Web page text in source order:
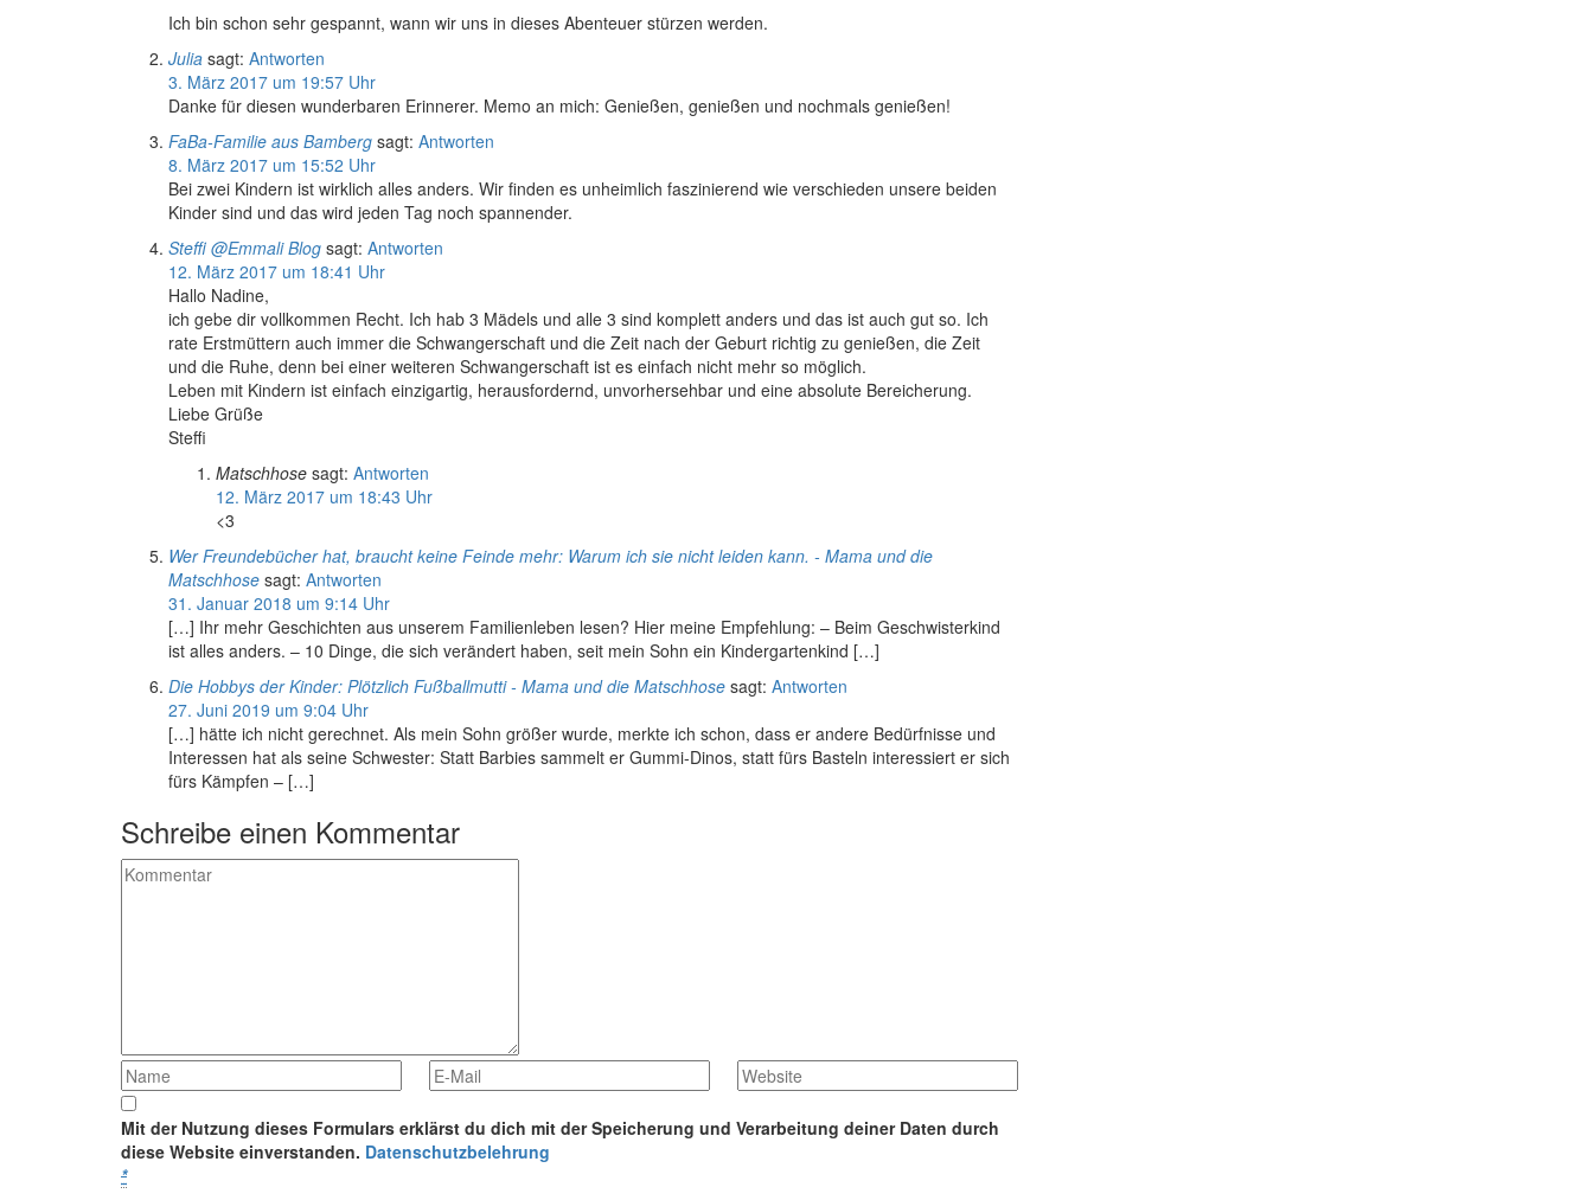
Ich bin schon sehr gespannt, wann wir uns in dieses Abenteuer stürzen werden.
Julia sagt: Antworten
3. März 2017 um 19:57 Uhr
Danke für diesen wunderbaren Erinnerer. Memo an mich: Genießen, genießen und nochmals genießen!
FaBa-Familie aus Bamberg sagt: Antworten
8. März 2017 um 15:52 Uhr
Bei zwei Kindern ist wirklich alles anders. Wir finden es unheimlich faszinierend wie verschieden unsere beiden
Kinder sind und das wird jeden Tag noch spannender.
Steffi @Emmali Blog sagt: Antworten
12. März 2017 um 18:41 Uhr
Hallo Nadine,
ich gebe dir vollkommen Recht. Ich hab 3 Mädels und alle 3 sind komplett anders und das ist auch gut so. Ich
rate Erstmüttern auch immer die Schwangerschaft und die Zeit nach der Geburt richtig zu genießen, die Zeit
und die Ruhe, denn bei einer weiteren Schwangerschaft ist es einfach nicht mehr so möglich.
Leben mit Kindern ist einfach einzigartig, herausfordernd, unvorhersehbar und eine absolute Bereicherung.
Liebe Grüße
Steffi
Matschhose sagt: Antworten
12. März 2017 um 18:43 Uhr
<3
Wer Freundebücher hat, braucht keine Feinde mehr: Warum ich sie nicht leiden kann. - Mama und die
Matschhose sagt: Antworten
31. Januar 2018 um 9:14 Uhr
[…] Ihr mehr Geschichten aus unserem Familienleben lesen? Hier meine Empfehlung: – Beim Geschwisterkind
ist alles anders. – 10 Dinge, die sich verändert haben, seit mein Sohn ein Kindergartenkind […]
Die Hobbys der Kinder: Plötzlich Fußballmutti - Mama und die Matschhose sagt: Antworten
27. Juni 2019 um 9:04 Uhr
[…] hätte ich nicht gerechnet. Als mein Sohn größer wurde, merkte ich schon, dass er andere Bedürfnisse und
Interessen hat als seine Schwester: Statt Barbies sammelt er Gummi-Dinos, statt fürs Basteln interessiert er sich
fürs Kämpfen – […]
Schreibe einen Kommentar
Mit der Nutzung dieses Formulars erklärst du dich mit der Speicherung und Verarbeitung deiner Daten durch
diese Website einverstanden. Datenschutzbelehrung
*